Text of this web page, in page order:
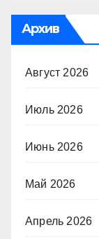
Архив
Август 2026
Июль 2026
Июнь 2026
Май 2026
Апрель 2026